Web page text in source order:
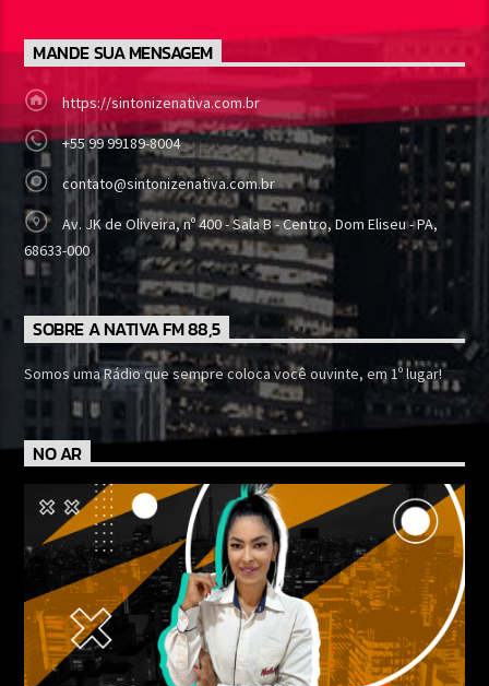
MANDE SUA MENSAGEM
https://sintonizenativa.com.br
+55 99 99189-8004
contato@sintonizenativa.com.br
Av. JK de Oliveira, nº 400 - Sala B - Centro, Dom Eliseu - PA,
68633-000
SOBRE A NATIVA FM 88,5
Somos uma Rádio que sempre coloca você ouvinte, em 1º lugar!
NO AR